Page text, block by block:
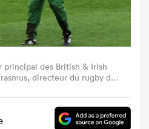
des British & Irish
directeur du rugby de
& Irish Lions au Cape Town
Cap, en Afrique du Sud.
Images)